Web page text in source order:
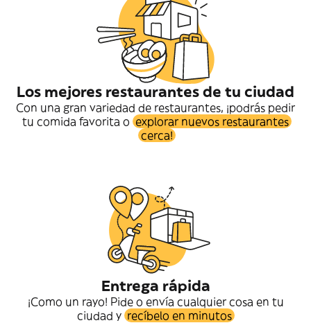
Los mejores restaurantes de tu ciudad
Con una gran variedad de restaurantes, ¡podrás pedir
tu comida favorita o explorar nuevos restaurantes
cerca!
Entrega rápida
¡Como un rayo! Pide o envía cualquier cosa en tu
ciudad y recíbelo en minutos